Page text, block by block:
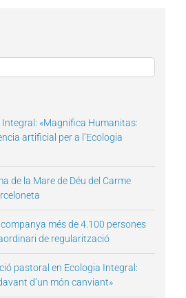
Integral: «Magnifica Humanitas:
artificial per a l’Ecologia
de la Mare de Déu del Carme
més de 4.100 persones
de regularització
pastoral en Ecologia Integral:
d’un món canviant»